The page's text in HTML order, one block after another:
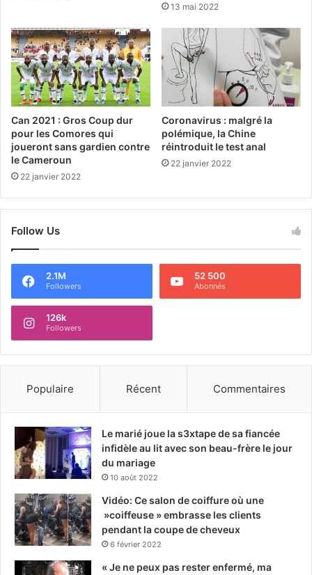
13 mai 2022
Can 2021 : Gros Coup dur
pour les Comores qui
joueront sans gardien contre
le Cameroun
22 janvier 2022
Coronavirus : malgré la
polémique, la Chine
réintroduit le test anal
22 janvier 2022
Follow Us
2.1M
Followers
52 500
Abonnés
126k
Followers
Populaire Récent Commentaires
Le marié joue la s3xtape de sa fiancée
infidèle au lit avec son beau-frère le jour
du mariage
10 août 2022
Vidéo: Ce salon de coiffure où une
»coiffeuse » embrasse les clients
pendant la coupe de cheveux
6 février 2022
« Je ne peux pas rester enfermé, ma